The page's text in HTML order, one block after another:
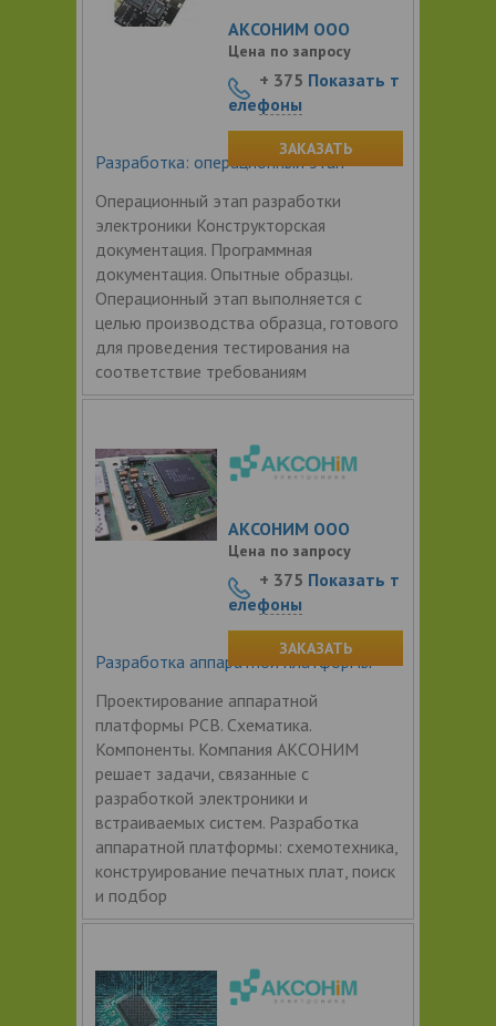
Разработка: операционный этап
Операционный этап разработки
электроники Конструкторская
документация. Программная
документация. Опытные образцы.
Операционный этап выполняется с
целью производства образца, готового
для проведения тестирования на
соответствие требованиям
АКСОНИМ ООО
Цена по запросу
+ 375 Показать т
елефоны
ЗАКАЗАТЬ
Разработка аппаратной платформы
Проектирование аппаратной
платформы PCB. Схематика.
Компоненты. Компания АКСОНИМ
решает задачи, связанные с
разработкой электроники и
встраиваемых систем. Разработка
аппаратной платформы: схемотехника,
конструирование печатных плат, поиск
и подбор
АКСОНИМ ООО
Цена по запросу
+ 375 Показать т
елефоны
ЗАКАЗАТЬ